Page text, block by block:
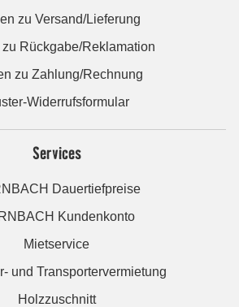
zu Versand/Lieferung
zu Rückgabe/Reklamation
zu Zahlung/Rechnung
Widerrufsformular
Services
Dauertiefpreise
Kundenkonto
Mietservice
und Transportervermietung
Holzzuschnitt